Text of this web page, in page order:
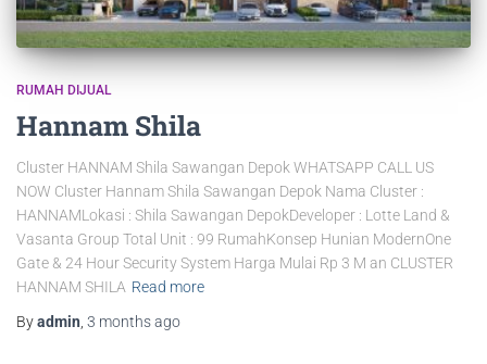
RUMAH DIJUAL
Hannam Shila
Cluster HANNAM Shila Sawangan Depok WHATSAPP CALL US
NOW Cluster Hannam Shila Sawangan Depok Nama Cluster :
HANNAMLokasi : Shila Sawangan DepokDeveloper : Lotte Land &
Vasanta Group Total Unit : 99 RumahKonsep Hunian ModernOne
Gate & 24 Hour Security System Harga Mulai Rp 3 M an CLUSTER
HANNAM SHILA Read more
Byadmin 3 monthsago